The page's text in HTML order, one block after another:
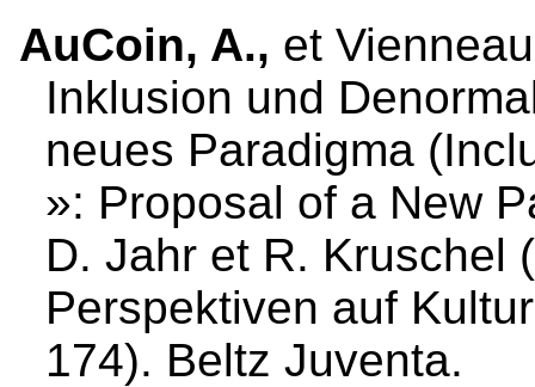
AuCoin, A., et
Inklusion und
neues Paradigma
»: Proposal of a New
D. Jahr et R. Kruschel
Perspektiven auf
174). Beltz Juventa.